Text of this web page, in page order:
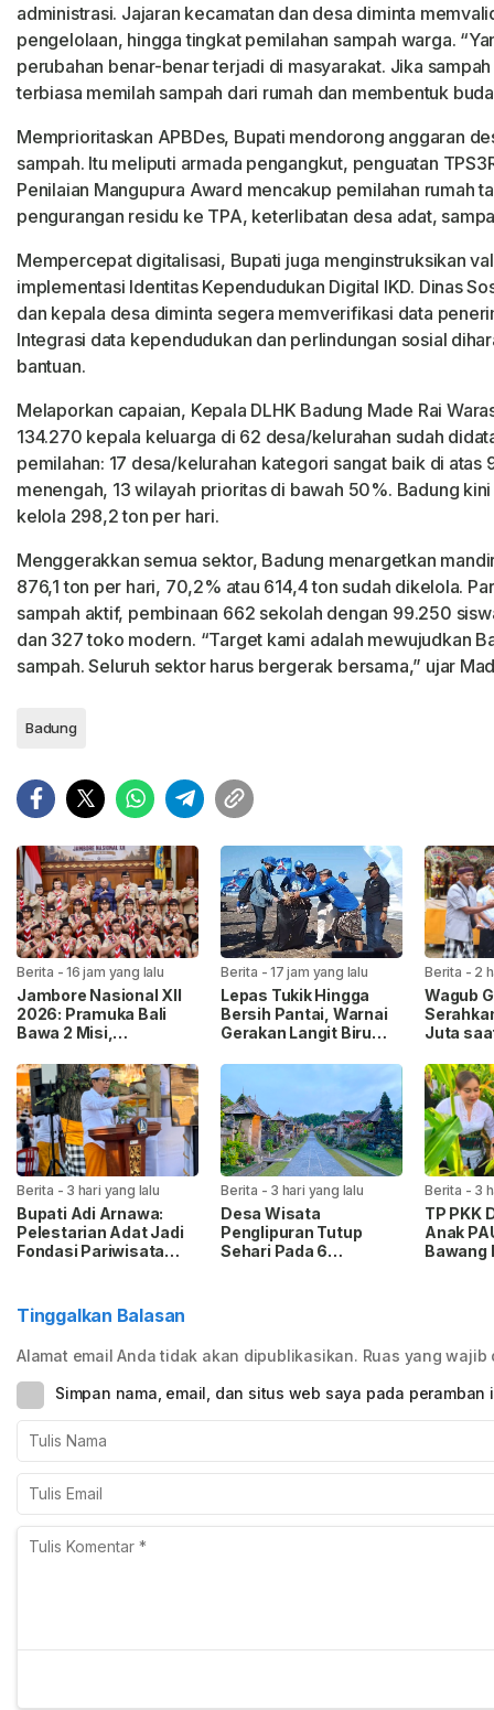
administrasi. Jajaran kecamatan dan desa diminta
pengelolaan, hingga tingkat pemilahan sampah warga.
perubahan benar-benar terjadi di masyarakat. Jika
terbiasa memilah sampah dari rumah dan membentuk
Memprioritaskan APBDes, Bupati mendorong anggaran
sampah. Itu meliputi armada pengangkut, penguatan
Penilaian Mangupura Award mencakup pemilahan rumah
pengurangan residu ke TPA, keterlibatan desa adat,
Mempercepat digitalisasi, Bupati juga menginstruksikan
implementasi Identitas Kependudukan Digital IKD. Dinas
dan kepala desa diminta segera memverifikasi data
Integrasi data kependudukan dan perlindungan sosial
bantuan.
Melaporkan capaian, Kepala DLHK Badung Made Rai
134.270 kepala keluarga di 62 desa/kelurahan sudah
pemilahan: 17 desa/kelurahan kategori sangat baik di
menengah, 13 wilayah prioritas di bawah 50%. Badung
kelola 298,2 ton per hari.
Menggerakkan semua sektor, Badung menargetkan
876,1 ton per hari, 70,2% atau 614,4 ton sudah dikelola.
sampah aktif, pembinaan 662 sekolah dengan 99.250
dan 327 toko modern. “Target kami adalah mewujudkan
sampah. Seluruh sektor harus bergerak bersama,” ujar
Badung
Berita -16 jam yang lalu
Jambore Nasional XII
2026: Pramuka Bali
Bawa 2 Misi,
dan Jaga Lingkungan
Berita -17 jam yang lalu
Lepas Tukik Hingga
Bersih Pantai, Warnai
Gerakan Langit Biru
Gianyar
Berita - 2
Wagub
Juta
Berita - 3 hari yang lalu
Bupati Adi Arnawa:
Pelestarian Adat Jadi
Fondasi Pariwisata
Berita - 3 hari yang lalu
Desa Wisata
Penglipuran Tutup
Sehari Pada 6
Berita - 3
TP PKK
Anak
Bawang
Tinggalkan Balasan
Alamat email Anda tidak akan dipublikasikan. Ruas yang
Simpan nama, email, dan situs web saya pada